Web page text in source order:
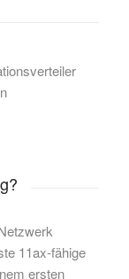
11ax-fähige
ersten